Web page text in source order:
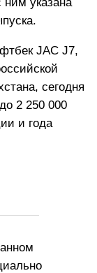
JAC J7,
сегодня
2 250 000
и года